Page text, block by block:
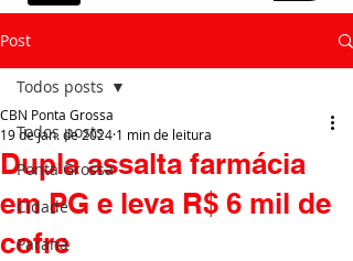
Post
Todos posts
Ponta Grossa
Cidade
Paraná
Todos posts
Dupla assalta farmácia
em PG e leva R$ 6 mil de
cofre
CBN Ponta Grossa
19 de jan. de 2024 1 min de leitura